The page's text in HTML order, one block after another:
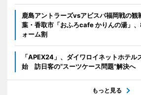
鹿島アントラーズvsアビスパ福岡戦の観
葉・香取市「おふろcafe かりんの湯」
ォーム割
「APEX24」、ダイワロイネットホテ
始 訪日客の“スーツケース問題”解決へ
もっと見る